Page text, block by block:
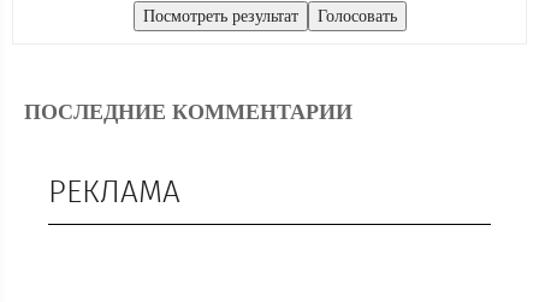
ПОСЛЕДНИЕ КОММЕНТАРИИ
РЕКЛАМА